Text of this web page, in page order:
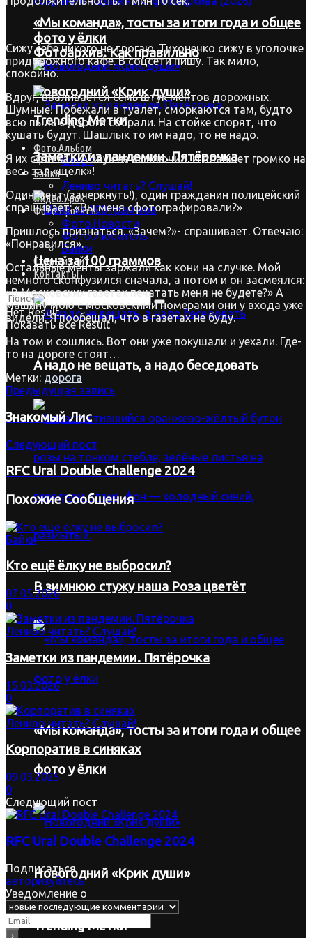
«Мы команда», тосты за итоги года и общее
фото у ёлки
Новогодний «Крик души»
Trending Метки
Фото.Альбом
Спорт
Байки
Лениво читать? Слушай!
Видео.Урок
Фото.Проекты
Фото.Новости
Фото.Любитель
Байки
Старый сайт
Контакты
Нет Result
Показать все Result
Фотоархив. Как правильно
Заметки из пандемии. Пятёрочка
Цена за 100 граммов
А надо не вещать, а надо беседовать
В зимнюю стужу наша Роза цветёт
«Мы команда», тосты за итоги года и общее
фото у ёлки
Новогодний «Крик души»
Trending Метки
Сижу себе никого не трогаю. Тихонечко сижу в уголочке
придорожного кафе. В соцсети пишу. Так мило,
спокойно.
Вдруг, вваливается семь штук ментов дорожных.
Шумные! Побежали в туалет, сморкаются там, будто
всю пыль с дороги собрали. На стойке спорят, что
кушать будут. Шашлык то им надо, то не надо.
Я их сфоткал. А звук не выключил. И планшет громко на
весь зал «щелк»!
Один мент (зачеркнуть!), один гражданин полицейский
спрашивает: «Вы меня сфотографировали?»
Пришлось признаться. «Зачем?»- спрашивает. Отвечаю:
«Понравился».
Остальные менты заржали как кони на случке. Мой
немного сконфузился сначала, а потом и он засмеялся:
«В Московских газетах печатать меня не будете?» А
машину мою с московскими номерами они у входа уже
видели. Я пообещал, что в газетах не буду.
На том и сошлись. Вот они уже покушали и уехали. Где-
то на дороге стоят…
Метки: дорога
Предыдущая запись
Знакомый Лис
Следующий пост
RFC Ural Double Challenge 2024
ПохожиеСообщения
Байки
Кто ещё ёлку не выбросил?
07.05.2026
0
Лениво читать? Слушай!
Заметки из пандемии. Пятёрочка
15.03.2026
0
Лениво читать? Слушай!
Корпоратив в синяках
09.03.2025
0
Следующий пост
RFC Ural Double Challenge 2024
Подписаться
авторизуйтесь
Уведомление о